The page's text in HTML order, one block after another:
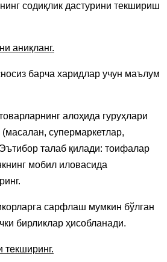
содиқлик дастурини текшириш
аниқланг.
барча харидлар учун маълум
алоҳида гуруҳлари
супермаркетлар,
талаб қилади: тоифалар
мобил иловасида
сарфлаш мумкин бўлган
бирликлар ҳисобланади.
текширинг.